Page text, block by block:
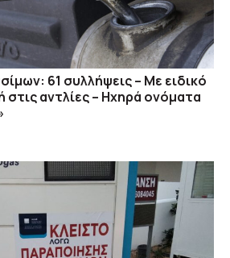
61 συλλήψεις – Με ειδικό
στις αντλίες – Hχηρά ονόματα